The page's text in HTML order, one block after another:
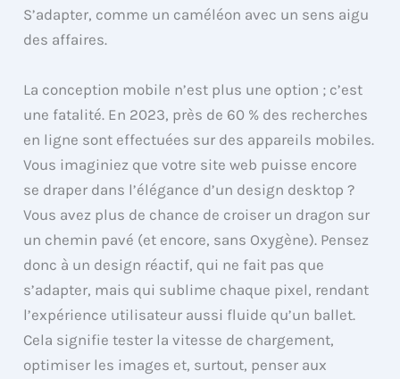
S’adapter, comme un caméléon avec un sens aigu
des affaires.
La conception mobile n’est plus une option ; c’est
une fatalité. En 2023, près de 60 % des recherches
en ligne sont effectuées sur des appareils mobiles.
Vous imaginiez que votre site web puisse encore
se draper dans l’élégance d’un design desktop ?
Vous avez plus de chance de croiser un dragon sur
un chemin pavé (et encore, sans Oxygène). Pensez
donc à un design réactif, qui ne fait pas que
s’adapter, mais qui sublime chaque pixel, rendant
l’expérience utilisateur aussi fluide qu’un ballet.
Cela signifie tester la vitesse de chargement,
optimiser les images et, surtout, penser aux